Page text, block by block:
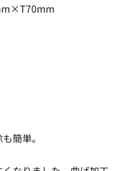
簡単。